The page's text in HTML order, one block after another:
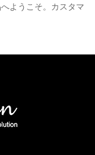
ようこそ。カスタマ